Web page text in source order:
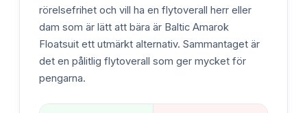
rörelsefrihet och vill ha en flytoverall herr eller
dam som är lätt att bära är Baltic Amarok
Floatsuit ett utmärkt alternativ. Sammantaget är
det en pålitlig flytoverall som ger mycket för
pengarna.